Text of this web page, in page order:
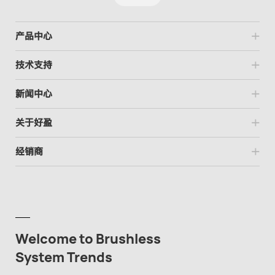
产品中心
技术支持
新闻中心
关于好盈
经销商
Welcome to Brushless
System Trends